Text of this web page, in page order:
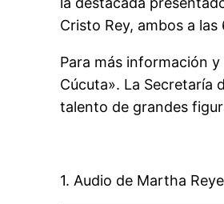
Cristo Rey, ambos a
Para más información
Cúcuta». La Secretaría
talento de grandes
1. Audio de Martha